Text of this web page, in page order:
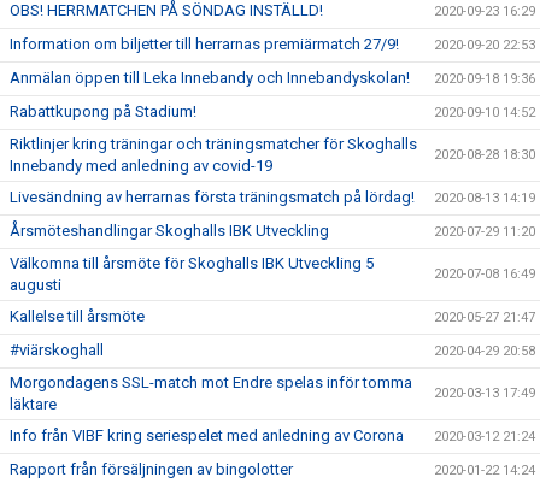
OBS! HERRMATCHEN PÅ SÖNDAG INSTÄLLD! 2020-09-23 16:29
Information om biljetter till herrarnas premiärmatch 27/9! 2020-09-20 22:53
Anmälan öppen till Leka Innebandy och Innebandyskolan! 2020-09-18 19:36
Rabattkupong på Stadium! 2020-09-10 14:52
Riktlinjer kring träningar och träningsmatcher för Skoghalls
Innebandy med anledning av covid-19
2020-08-28 18:30
Livesändning av herrarnas första träningsmatch på lördag! 2020-08-13 14:19
Årsmöteshandlingar Skoghalls IBK Utveckling 2020-07-29 11:20
Välkomna till årsmöte för Skoghalls IBK Utveckling 5
augusti
2020-07-08 16:49
Kallelse till årsmöte 2020-05-27 21:47
#viärskoghall 2020-04-29 20:58
Morgondagens SSL-match mot Endre spelas inför tomma
läktare
2020-03-13 17:49
Info från VIBF kring seriespelet med anledning av Corona 2020-03-12 21:24
Rapport från försäljningen av bingolotter 2020-01-22 14:24